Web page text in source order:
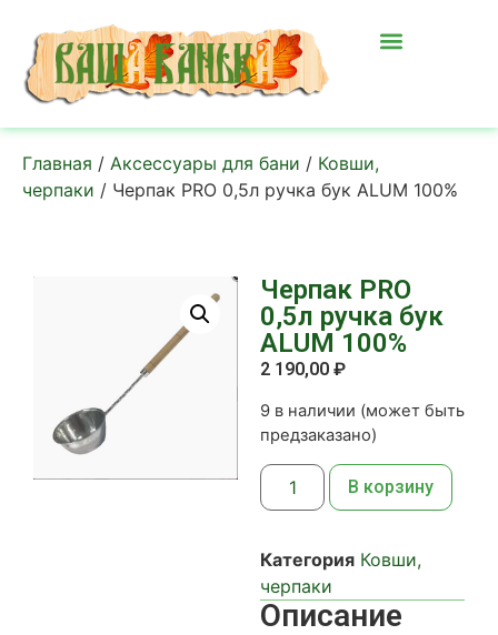
Главная / Аксессуары для бани / Ковши,
черпаки / Черпак PRO 0,5л ручка бук ALUM 100%
Черпак PRO
0,5л ручка бук
ALUM 100%
2 190,00 ₽
9 в наличии (может быть
предзаказано)
В корзину
Категория Ковши,
черпаки
Описание